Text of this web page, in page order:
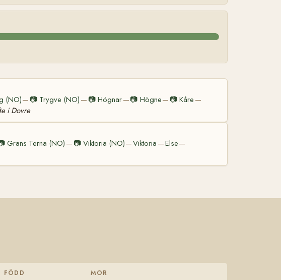
(NO)— 📷 Trygve (NO) — 📷Högnar—📷 Högne— 📷Kåre —
i Dovre
Grans Terna (NO) — 📷 Viktoria (NO)—Viktoria —Else—
FÖDD MOR